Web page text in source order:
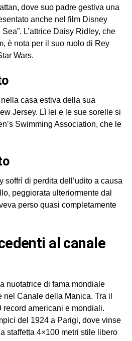
dove suo padre gestiva una
anche nel film Disney
L’attrice Daisy Ridley, che
è nota per il suo ruolo di Rey
Wars.
casa estiva della sua
Jersey. Lì lei e le sue sorelle si
Swimming Association, che le
soffrì di perdita dell’udito a causa
peggiorata ulteriormente dal
perso quasi completamente
nuotatrice di fama mondiale
nel Canale della Manica. Tra il
record americani e mondiali.
del 1924 a Parigi, dove vinse
staffetta 4×100 metri stile libero